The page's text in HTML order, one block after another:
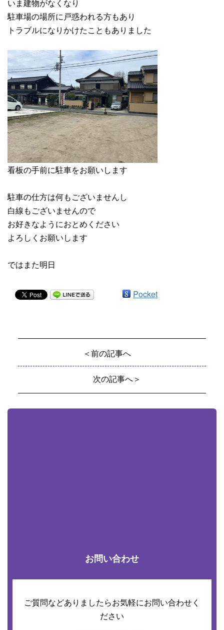
いま建物がなくなり
駐車場の場所に戸惑われる方もあり
トラブルになりかけたこともありました
看板の手前に駐車をお願いします
駐車の仕方は何もございませんし
白線もございませんので
お好きなようにおとめください
よろしくお願いします
ではまた明日
Pocket
＜前の記事へ
次の記事へ＞
お問い合わせ
ご質問などありましたらお気軽にお問い合わせく
ださい